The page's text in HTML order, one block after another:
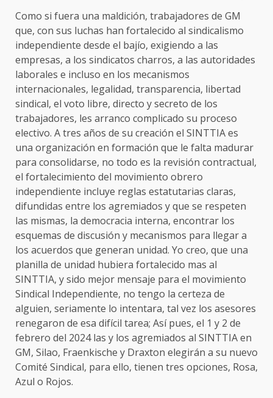
Como si fuera una maldición, trabajadores de GM
que, con sus luchas han fortalecido al sindicalismo
independiente desde el bajío, exigiendo a las
empresas, a los sindicatos charros, a las autoridades
laborales e incluso en los mecanismos
internacionales, legalidad, transparencia, libertad
sindical, el voto libre, directo y secreto de los
trabajadores, les arranco complicado su proceso
electivo. A tres años de su creación el SINTTIA es
una organización en formación que le falta madurar
para consolidarse, no todo es la revisión contractual,
el fortalecimiento del movimiento obrero
independiente incluye reglas estatutarias claras,
difundidas entre los agremiados y que se respeten
las mismas, la democracia interna, encontrar los
esquemas de discusión y mecanismos para llegar a
los acuerdos que generan unidad. Yo creo, que una
planilla de unidad hubiera fortalecido mas al
SINTTIA, y sido mejor mensaje para el movimiento
Sindical Independiente, no tengo la certeza de
alguien, seriamente lo intentara, tal vez los asesores
renegaron de esa difícil tarea; Así pues, el 1 y 2 de
febrero del 2024 las y los agremiados al SINTTIA en
GM, Silao, Fraenkische y Draxton elegirán a su nuevo
Comité Sindical, para ello, tienen tres opciones, Rosa,
Azul o Rojos.